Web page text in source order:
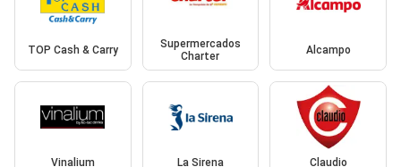
TOP Cash & Carry
Supermercados
Charter
Alcampo
Vinalium La Sirena Claudio